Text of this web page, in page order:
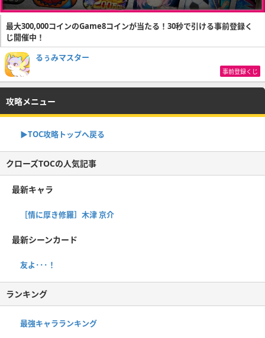
最大300,000コインのGame8コインが当たる！30秒で引ける事前登録く
じ開催中！
るぅみマスター
事前登録くじ
攻略メニュー
▶TOC攻略トップへ戻る
クローズTOCの人気記事
最新キャラ
［情に厚き修羅］木津 京介
最新シーンカード
友よ･･･！
ランキング
最強キャラランキング